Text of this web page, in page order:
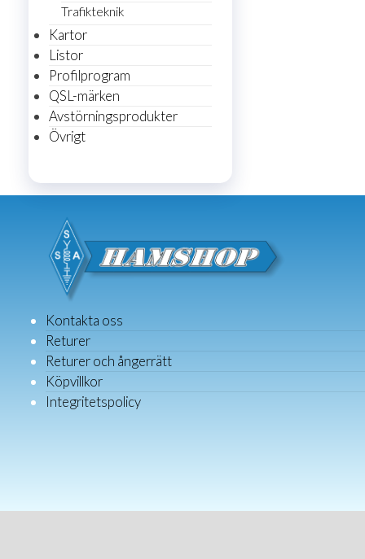
Trafikteknik
Kartor
Listor
Profilprogram
QSL-märken
Avstörningsprodukter
Övrigt
Kontakta oss
Returer
Returer och ångerrätt
Köpvillkor
Integritetspolicy